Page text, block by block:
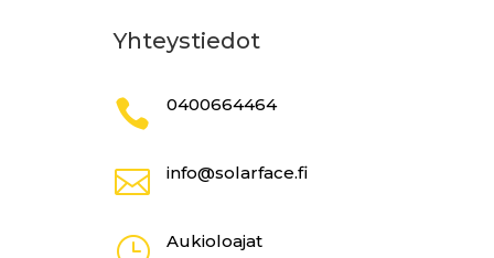
Yhteystiedot
 0400664464
 info@solarface.fi
} Aukioloajat